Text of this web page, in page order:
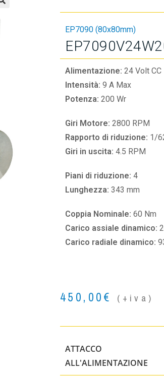
EP7090 (80x80mm)
Alimentazione: 24 Volt CC
Intensità: 9 A Max
Potenza: 200 Wr
Giri Motore: 2800 RPM
Rapporto di riduzione: 1/
Giri in uscita: 4.5 RPM
Piani di riduzione: 4
Lunghezza: 343 mm
Coppia Nominale: 60 Nm
Carico assiale dinamico:
Carico radiale dinamico:
450,00€ (+iva)
ATTACCO
ALL'ALIMENTAZIONE